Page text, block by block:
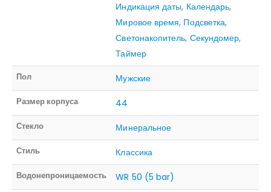
Индикация даты, Календарь,
Мировое время, Подсветка,
Светонакопитель, Секундомер,
Таймер
Пол Мужские
Размер корпуса 44
Стекло Минеральное
Стиль Классика
Водонепроницаемость WR 50 (5 bar)